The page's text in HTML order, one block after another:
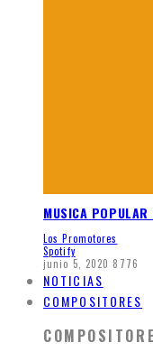
MUSICA POPULAR
Los Promotores
Spotify
junio 5, 2020 8776
NOTICIAS
COMPOSITORES